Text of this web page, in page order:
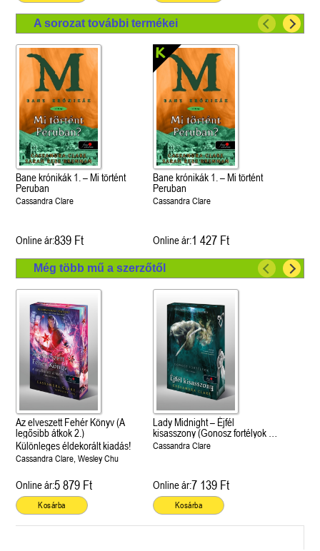
A sorozat további termékei
Bane krónikák 1. – Mi történt
Peruban
Cassandra Clare
Online ár:839 Ft
Bane krónikák 1. – Mi történt
Peruban
Cassandra Clare
Online ár:1 427 Ft
Még több mű a szerzőtől
Az elveszett Fehér Könyv (A
legősibb átkok 2.)
Különleges éldekorált kiadás!
Cassandra Clare, Wesley Chu
Online ár:5 879 Ft
Kosárba
Lady Midnight – Éjfél
kisasszony (Gonosz fortélyok 1.)
Különleges éldekorált kiadás!
Cassandra Clare
Online ár:7 139 Ft
Kosárba